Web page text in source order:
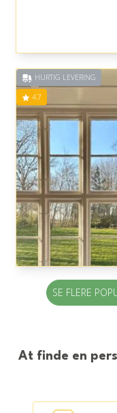
HURTIG LEVERING
4.7
SE FLERE
At finde en